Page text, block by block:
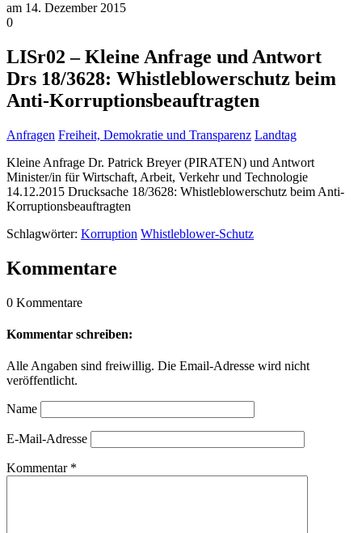
am 14. Dezember 2015
0
LISr02 – Kleine Anfrage und Antwort
Drs 18/3628: Whistleblowerschutz beim
Anti-Korruptionsbeauftragten
Anfragen Freiheit, Demokratie und Transparenz Landtag
Kleine Anfrage Dr. Patrick Breyer (PIRATEN) und Antwort
Minister/in für Wirtschaft, Arbeit, Verkehr und Technologie
14.12.2015 Drucksache 18/3628: Whistleblowerschutz beim Anti-
Korruptionsbeauftragten
Schlagwörter: Korruption Whistleblower-Schutz
Kommentare
0 Kommentare
Kommentar schreiben:
Alle Angaben sind freiwillig. Die Email-Adresse wird nicht
veröffentlicht.
Name
E-Mail-Adresse
Kommentar *